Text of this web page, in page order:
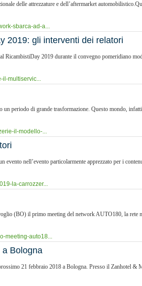
delle attrezzature e dell’aftermarket
sbarca-ad-a...
2019: gli interventi dei relatori
RicambistiDay 2019 durante il convegno pomeridiano
il-multiservic...
periodo di grande trasformazione. Questo mondo,
il-modello-...
nell’evento particolarmente apprezzato per i
la-carrozzer...
(BO) il primo meeting del network AUTO180, la rete
meeting-auto18...
a Bologna
21 febbraio 2018 a Bologna. Presso il Zanhotel